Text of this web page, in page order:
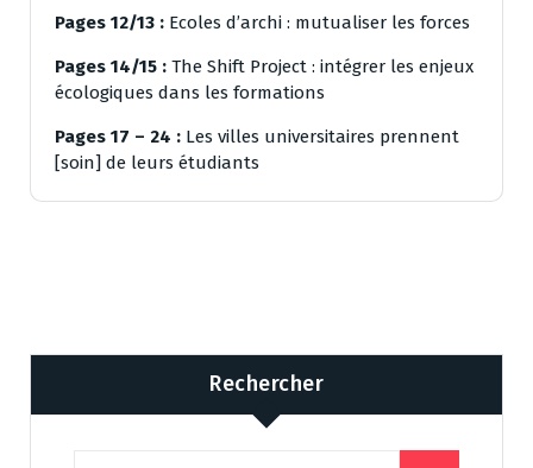
Pages 12/13 : Ecoles d’archi : mutualiser les forces
Pages 14/15 : The Shift Project : intégrer les enjeux
écologiques dans les formations
Pages 17 – 24 : Les villes universitaires prennent
[soin] de leurs étudiants
Rechercher